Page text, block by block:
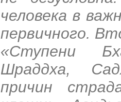
человека в
первичного.
«Ступени
Шраддха,
причин